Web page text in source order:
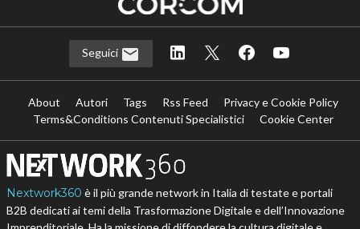
Seguici
About Autori Tags Rss Feed
Privacy e Cookie Policy
Terms&Conditions Contenuti Specialistici
Cookie Center
Nextwork360 è il più grande network in Italia di testate e portali
B2B dedicati ai temi della Trasformazione Digitale e dell’Innovazione